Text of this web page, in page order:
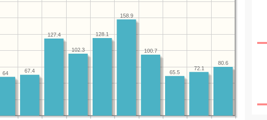
80.6
72.1
65.5
100.7
158.9
128.1
102.3
127.4
67.4
64